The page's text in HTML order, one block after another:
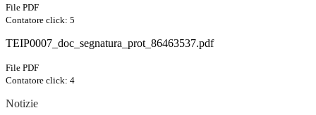
File PDF
Contatore click: 5
TEIP0007_doc_segnatura_prot_86463537.pdf
File PDF
Contatore click: 4
Notizie